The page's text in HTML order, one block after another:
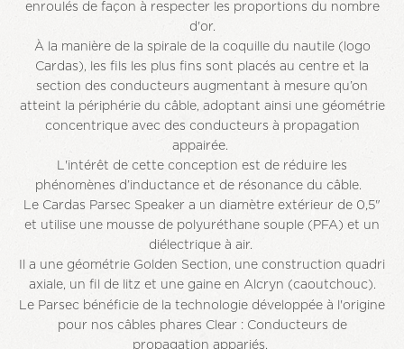
enroulés de façon à respecter les proportions du nombre
d'or.
À la manière de la spirale de la coquille du nautile (logo
Cardas), les fils les plus fins sont placés au centre et la
section des conducteurs augmentant à mesure qu’on
atteint la périphérie du câble, adoptant ainsi une géométrie
concentrique avec des conducteurs à propagation
appairée.
L'intérêt de cette conception est de réduire les
phénomènes d’inductance et de résonance du câble.
Le Cardas Parsec Speaker a un diamètre extérieur de 0,5"
et utilise une mousse de polyuréthane souple (PFA) et un
diélectrique à air.
Il a une géométrie Golden Section, une construction quadri
axiale, un fil de litz et une gaine en Alcryn (caoutchouc).
Le Parsec bénéficie de la technologie développée à l'origine
pour nos câbles phares Clear : Conducteurs de
propagation appariés.